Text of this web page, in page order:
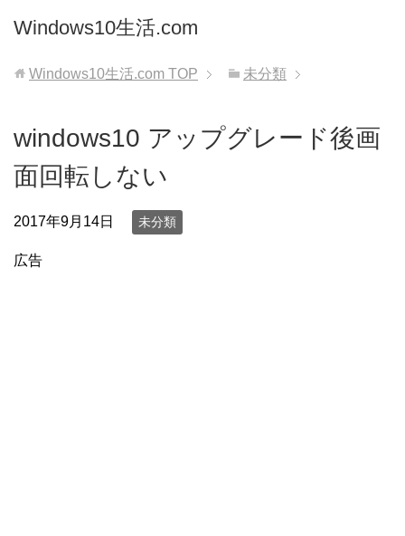
Windows10生活.com
Windows10生活.com TOP 未分類
windows10 アップグレード後画
面回転しない
2017年9月14日 未分類
広告